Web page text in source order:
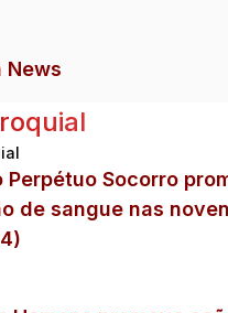
News
Perpétuo Socorro
de sangue nas